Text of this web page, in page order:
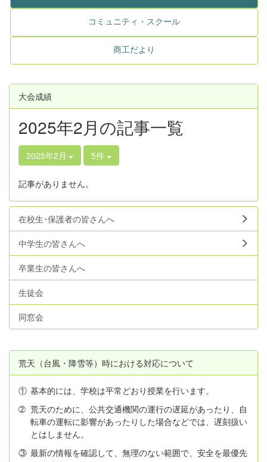
コミュニティ・スクール
商工だより
大会成績
2025年2月の記事一覧
2025年2月 5件
記事がありません。
在校生･保護者の皆さんへ
中学生の皆さんへ
卒業生の皆さんへ
生徒会
同窓会
荒天（台風・降雪等）時における対応について
① 基本的には、学校は平常どおり授業を行います。
➁ 荒天のために、公共交通機関の運行の遅延があったり、自
転車の運転に影響があったりした場合などでは、遅刻扱い
とはしません。
③ 最新の情報を確認して、無理のない範囲で、安全を最優先